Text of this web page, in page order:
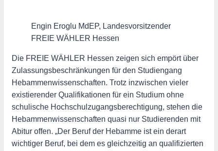
Engin Eroglu MdEP, Landesvorsitzender
FREIE WÄHLER Hessen
Die FREIE WÄHLER Hessen zeigen sich empört über
Zulassungsbeschränkungen für den Studiengang
Hebammenwissenschaften. Trotz inzwischen vieler
existierender Qualifikationen für ein Studium ohne
schulische Hochschulzugangsberechtigung, stehen die
Hebammenwissenschaften quasi nur Studierenden mit
Abitur offen. „Der Beruf der Hebamme ist ein derart
wichtiger Beruf, bei dem es gleichzeitig an qualifizierten